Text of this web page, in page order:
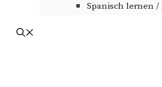
Spanisch lernen /